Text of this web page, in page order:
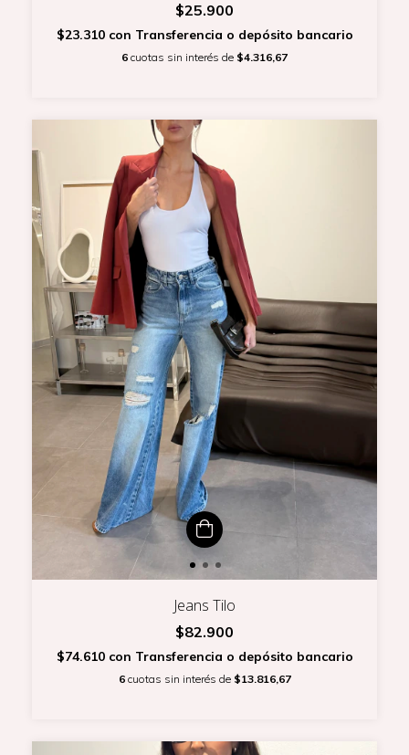
$25.900
$23.310 con Transferencia o depósito bancario
6 cuotas sin interés de $4.316,67
Jeans Tilo
$82.900
$74.610 con Transferencia o depósito bancario
6 cuotas sin interés de $13.816,67